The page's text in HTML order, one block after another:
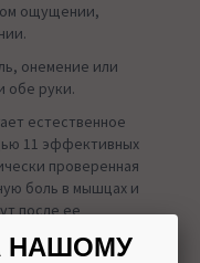
ощущении,
онемение или
обе руки.
естественное
11 эффективных
проверенная
боль в мышцах и
после ее
НАШОМУ